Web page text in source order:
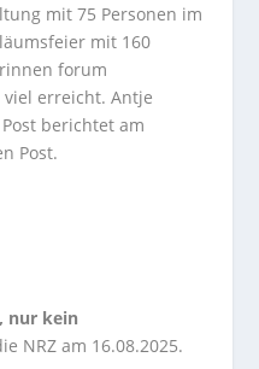
mit 75 Personen im
mit 160
forum
erreicht. Antje
berichtet am
Post.
nur kein
NRZ am 16.08.2025.